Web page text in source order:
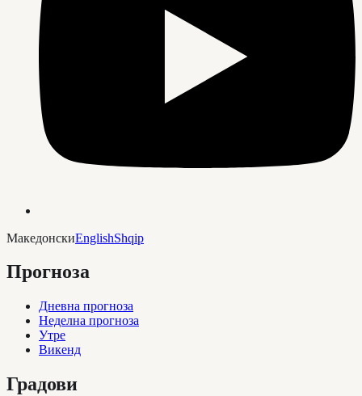
МакедонскиEnglishShqip
Прогноза
Дневна прогноза
Неделна прогноза
Утре
Викенд
Градови